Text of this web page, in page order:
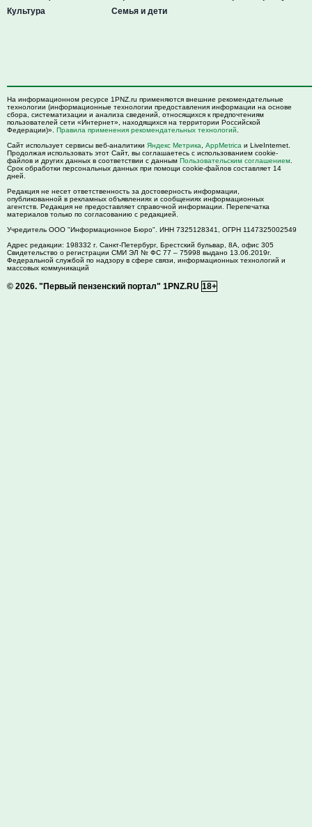
Культура
Семья и дети
На информационном ресурсе 1PNZ.ru применяются внешние рекомендательные
технологии (информационные технологии предоставления информации на основе
сбора, систематизации и анализа сведений, относящихся к предпочтениям
пользователей сети «Интернет», находящихся на территории Российской
Федерации)». Правила применения рекомендательных технологий
Сайт использует сервисы веб-аналитики Яндекс Метрика AppMetrica и LiveInternet.
Продолжая использовать этот Сайт, вы соглашаетесь с использованием cookie-
файлов и других данных в соответствии с данным Пользовательским соглашением
Срок обработки персональных данных при помощи cookie-файлов составляет 14
дней.
Редакция не несет ответственность за достоверность информации,
опубликованной в рекламных объявлениях и сообщениях информационных
агентств. Редакция не предоставляет справочной информации. Перепечатка
материалов только по согласованию с редакцией.
Учредитель ООО "Информационное Бюро". ИНН 7325128341, ОГРН 1147325002549
Адрес редакции: 198332 г. Санкт-Петербург, Брестский бульвар, 8А, офис 305
Свидетельство о регистрации СМИ ЭЛ № ФС 77 – 75998 выдано 13.06.2019г.
Федеральной службой по надзору в сфере связи, информационных технологий и
массовых коммуникаций
© 2026. "Первый пензенский портал" 1PNZ.RU 18+